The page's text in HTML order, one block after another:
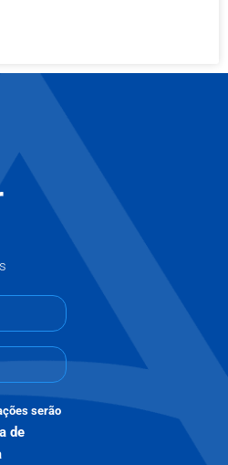
serão
de